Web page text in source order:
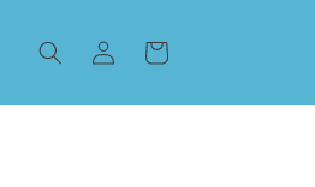
グ
イ
ー